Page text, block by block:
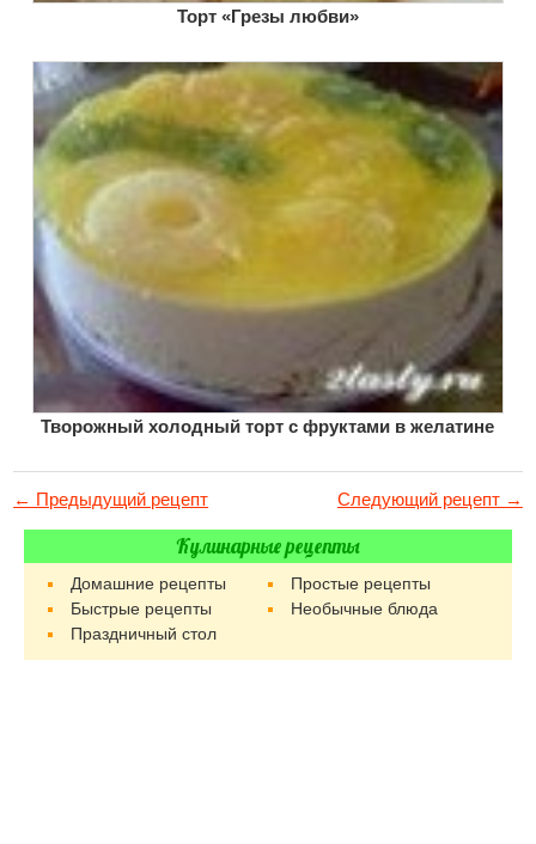
Торт «Грезы любви»
Творожный холодный торт с фруктами в желатине
← Предыдущий рецепт Следующий рецепт →
Кулинарные рецепты
Домашние рецепты
Простые рецепты
Быстрые рецепты
Необычные блюда
Праздничный стол